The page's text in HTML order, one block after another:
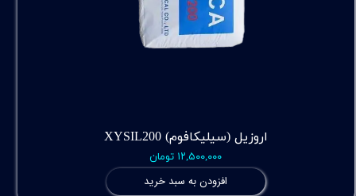
اروزیل (سیلیکافوم) XYSIL200
۱۲,۵۰۰,۰۰۰ تومان
افزودن به سبد خرید